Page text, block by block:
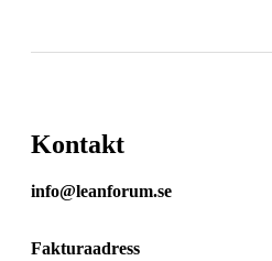
Kontakt
info@leanforum.se
Fakturaadress